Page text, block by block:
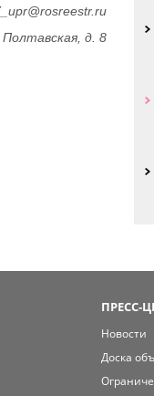
д. 8
ПРЕСС-
Новости
Доска